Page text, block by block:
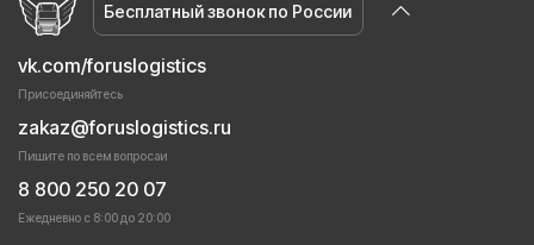
Бесплатный звонок по России
vk.com/foruslogistics
Присоединяйтесь
zakaz@foruslogistics.ru
Пишите по всем вопросаи
8 800 250 20 07
Ежедневно с 8:00 до 20:00